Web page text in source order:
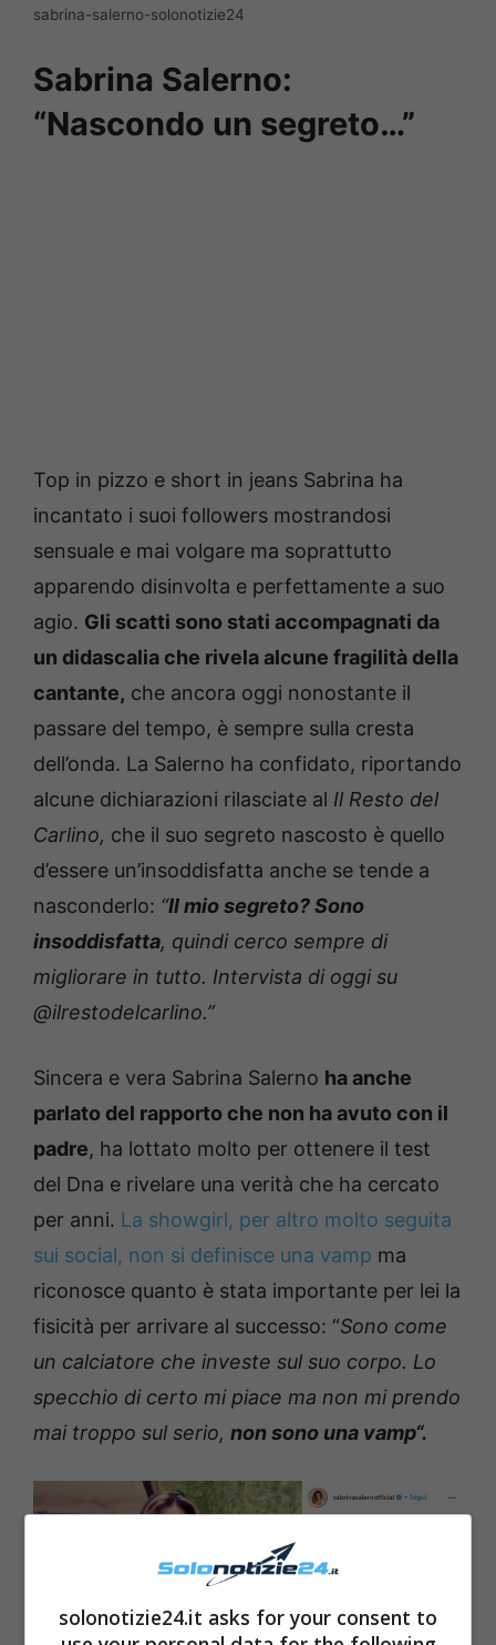
sabrina-salerno-solonotizie24
Sabrina Salerno:
“Nascondo un segreto…”
Top in pizzo e short in jeans Sabrina ha
incantato i suoi followers mostrandosi
sensuale e mai volgare ma soprattutto
apparendo disinvolta e perfettamente a suo
agio. Gli scatti sono stati accompagnati da
un didascalia che rivela alcune fragilità della
cantante, che ancora oggi nonostante il
passare del tempo, è sempre sulla cresta
dell’onda. La Salerno ha confidato, riportando
alcune dichiarazioni rilasciate al Il Resto del
Carlino, che il suo segreto nascosto è quello
d’essere un’insoddisfatta anche se tende a
nasconderlo: “Il mio segreto? Sono
insoddisfatta, quindi cerco sempre di
migliorare in tutto. Intervista di oggi su
@ilrestodelcarlino.”
Sincera e vera Sabrina Salerno ha anche
parlato del rapporto che non ha avuto con il
padre, ha lottato molto per ottenere il test
del Dna e rivelare una verità che ha cercato
per anni. La showgirl, per altro molto seguita
sui social, non si definisce una vamp ma
riconosce quanto è stata importante per lei la
fisicità per arrivare al successo: “Sono come
un calciatore che investe sul suo corpo. Lo
specchio di certo mi piace ma non mi prendo
mai troppo sul serio, non sono una vamp“.
solonotizie24.it asks for your consent to